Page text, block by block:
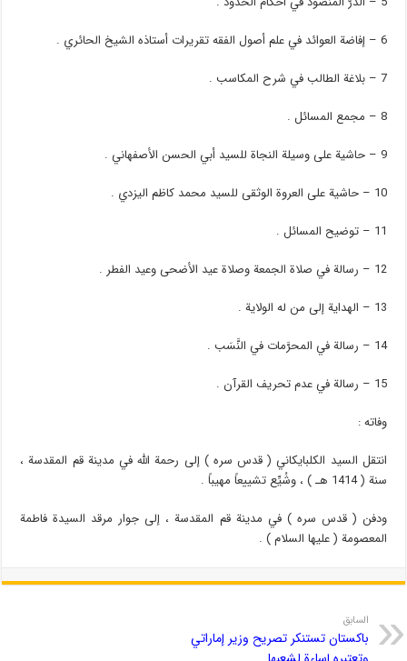
6 – إفاضة العوائد في علم أصول الفقه تقريرات أستاذه الشيخ الحائري .
7 – بلاغة الطالب في شرح المكاسب .
8 – مجمع المسائل .
9 – حاشية على وسيلة النجاة للسيد أبي الحسن الأصفهاني .
10 – حاشية على العروة الوثقى للسيد محمد كاظم اليزدي .
11 – توضيح المسائل .
12 – رسالة في صلاة الجمعة وصلاة عيد الأضحى وعيد الفطر .
13 – الهداية إلى من له الولاية .
14 – رسالة في المحرَّمات في النَّسَب .
15 – رسالة في عدم تحريف القرآن .
وفاته :
انتقل السيد الكلبايكاني ( قدس سره ) إلى رحمة الله في مدينة قم المقدسة ،
سنة ( 1414 هـ ) ، وشُيِّع تشييعاً مهيباً .
ودفن ( قدس سره ) في مدينة قم المقدسة ، إلى جوار مرقد السيدة فاطمة
المعصومة ( عليها السلام ) .
السابق
باكستان تستنكر تصريح وزير إماراتي